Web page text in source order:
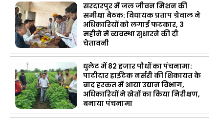
सरदारपुर में जल जीवन मिशन की
समीक्षा बैठक: विधायक प्रताप ग्रेवाल ने
अधिकारियों को लगाई फटकार, 3
महीने में व्यवस्था सुधारने की दी
चेतावनी
धुलेट में 82 हजार पौधों का पंचनामा:
पाटीदार हाईटेक नर्सरी की शिकायत के
बाद हरकत में आया उद्यान विभाग,
अधिकारियों ने खेतों का किया निरीक्षण,
बनाया पंचनामा